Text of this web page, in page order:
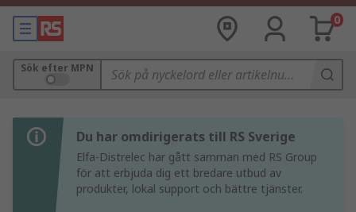
0
Sök efter MPN
Du har omdirigerats till RS Sverige
Elfa-Distrelec har gått samman med RS Group
för att erbjuda dig ett bredare utbud av
produkter, lokal support och bättre tjänster.